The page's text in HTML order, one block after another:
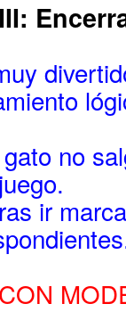
no
juego.
ir